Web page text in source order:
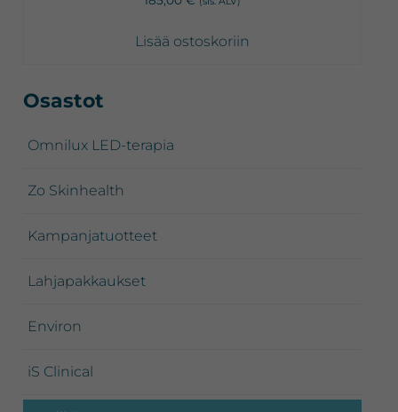
Lisää ostoskoriin
Ensisijainen
Osastot
Omnilux LED-terapia
Zo Skinhealth
Kampanjatuotteet
Lahjapakkaukset
Environ
iS Clinical